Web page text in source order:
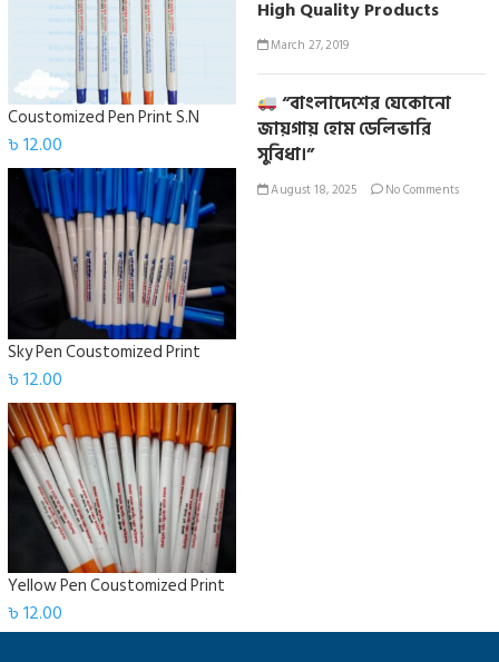
Coustomized Pen Print S.N
৳12.00
Sky Pen Coustomized Print
৳12.00
Yellow Pen Coustomized Print
৳12.00
High Quality Products
March 27, 2019
“বাংলাদেশের যেকোনো
জায়গায় হোম ডেলিভারি
সুবিধা।”
August 18, 2025 No Comments